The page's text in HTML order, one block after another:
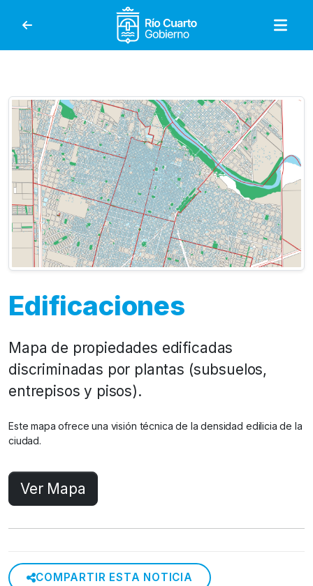
Gobierno de Río
Edificaciones
Mapa de propiedades edificadas
discriminadas por plantas (subsuelos,
entrepisos y pisos).
Este mapa ofrece una visión técnica de la densidad edilicia de la
ciudad.
Ver Mapa
COMPARTIR ESTA NOTICIA